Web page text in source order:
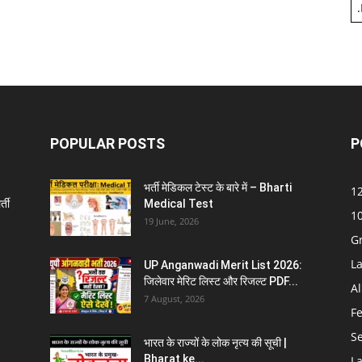
.
POPULAR POSTS
भर्ती मेडिकल टेस्ट के बारे में – Bharti
Medical Test
19 June, 2026
UP Anganwadi Merit List 2026:
जिलेवार मेरिट लिस्ट और रिजल्ट PDF...
7 August, 2026
भारत के राज्यों के लोक नृत्य की सूची |
Bharat ke...